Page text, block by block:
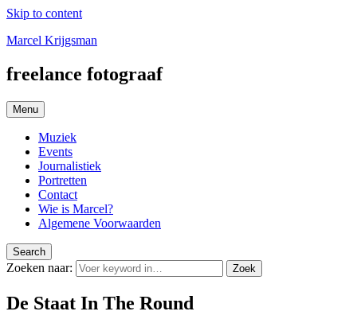
Skip to content
Marcel Krijgsman
freelance fotograaf
Menu
Muziek
Events
Journalistiek
Portretten
Contact
Wie is Marcel?
Algemene Voorwaarden
Search
Zoeken naar: Zoek
De Staat In The Round